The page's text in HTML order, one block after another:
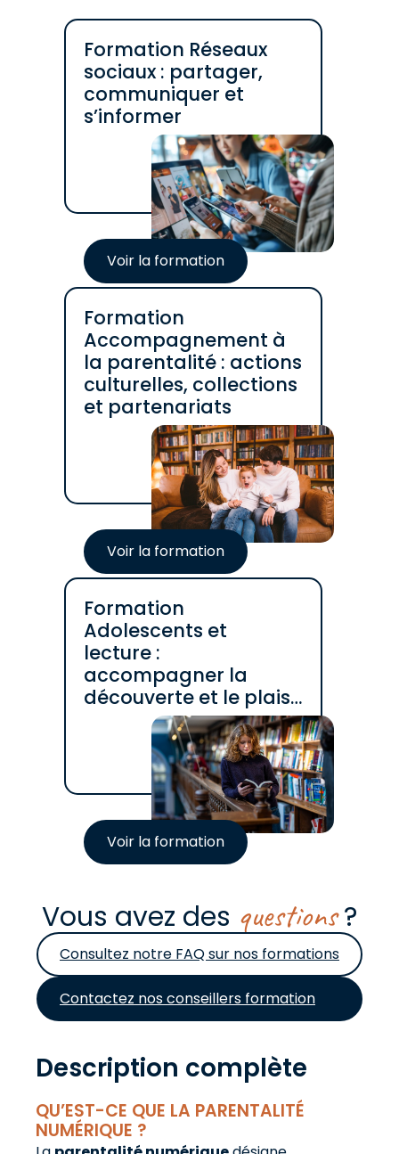
Formation Réseaux
sociaux : partager,
communiquer et
s’informer
Voir la formation
Formation
Accompagnement à
la parentalité : actions
culturelles, collections
et partenariats
Voir la formation
Formation
Adolescents et
lecture :
accompagner la
découverte et le plaisir
Voir la formation
Vous avez des questions?
Consultez notre FAQ sur nos formations
Contactez nos conseillers formation
Description complète
QU’EST-CE QUE LA PARENTALITÉ
NUMÉRIQUE ?